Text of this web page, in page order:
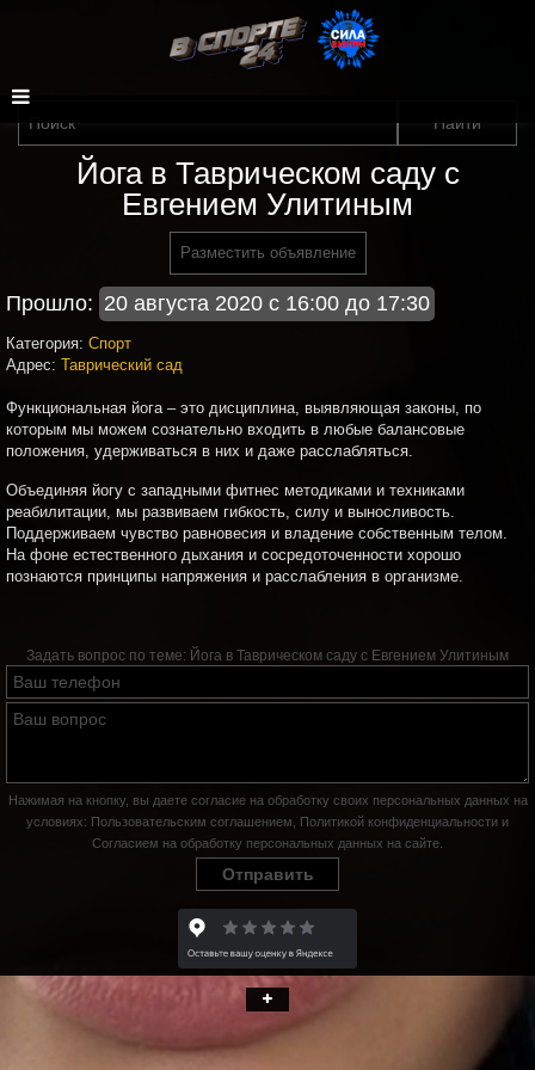
Йога в Таврическом саду с
Евгением Улитиным
Разместить объявление
Прошло: 20 августа 2020 с 16:00 до 17:30
Категория: Спорт
Адрес: Таврический сад
Функциональная йога – это дисциплина, выявляющая законы, по
которым мы можем сознательно входить в любые балансовые
положения, удерживаться в них и даже расслабляться.
Объединяя йогу с западными фитнес методиками и техниками
реабилитации, мы развиваем гибкость, силу и выносливость.
Поддерживаем чувство равновесия и владение собственным телом.
На фоне естественного дыхания и сосредоточенности хорошо
познаются принципы напряжения и расслабления в организме.
Задать вопрос по теме: Йога в Таврическом саду с Евгением Улитиным
Нажимая на кнопку, вы даете согласие на обработку своих персональных данных на
условиях: Пользовательским соглашением Политикой конфиденциальности и
Согласием на обработку персональных данных на сайте
Отправить